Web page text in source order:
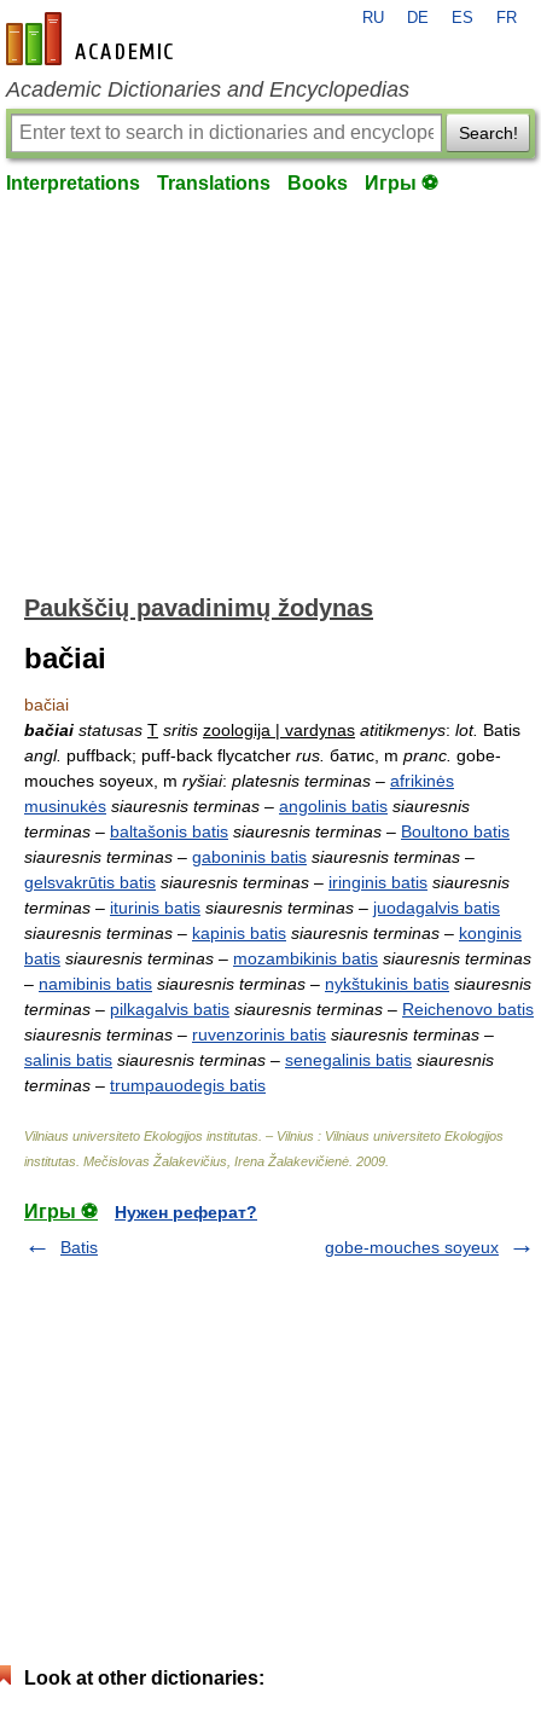
en-academic.com
RU DE ES FR
Academic Dictionaries and Encyclopedias
Search!
Interpretations Translations Books Игры ⚽
Paukščių pavadinimų žodynas
bačiai
bačiai
bačiai statusas T sritis zoologija | vardynas atitikmenys: lot. Batis
angl. puffback; puff-back flycatcher rus. батис, m pranc. gobe-
mouches soyeux, m ryšiai: platesnis terminas – afrikinės
musinukės siauresnis terminas – angolinis batis siauresnis
terminas – baltašonis batis siauresnis terminas – Boultono batis
siauresnis terminas – gaboninis batis siauresnis terminas –
gelsvakrūtis batis siauresnis terminas – iringinis batis siauresnis
terminas – iturinis batis siauresnis terminas – juodagalvis batis
siauresnis terminas – kapinis batis siauresnis terminas – konginis
batis siauresnis terminas – mozambikinis batis siauresnis terminas
– namibinis batis siauresnis terminas – nykštukinis batis siauresnis
terminas – pilkagalvis batis siauresnis terminas – Reichenovo batis
siauresnis terminas – ruvenzorinis batis siauresnis terminas –
salinis batis siauresnis terminas – senegalinis batis siauresnis
terminas – trumpauodegis batis
Vilniaus universiteto Ekologijos institutas. – Vilnius : Vilniaus universiteto Ekologijos
institutas Mečislovas Žalakevičius, Irena Žalakevičienė 2009
Игры ⚽
Нужен реферат?
Batis
gobe-mouches soyeux
Look at other dictionaries: